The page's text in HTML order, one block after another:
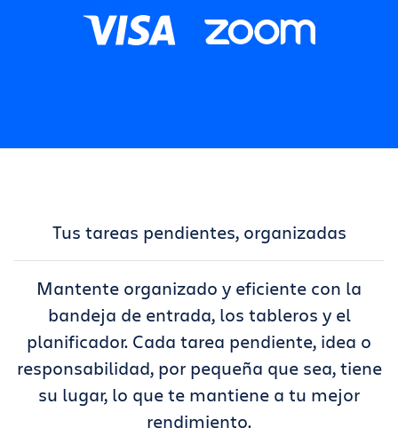
Tus tareas pendientes, organizadas
Mantente organizado y eficiente con la
bandeja de entrada, los tableros y el
planificador. Cada tarea pendiente, idea o
responsabilidad, por pequeña que sea, tiene
su lugar, lo que te mantiene a tu mejor
rendimiento.